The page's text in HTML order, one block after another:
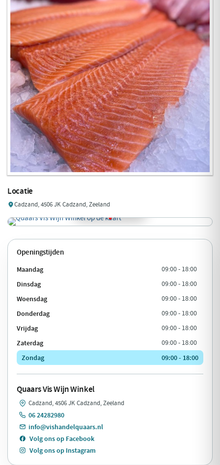
Locatie
Cadzand, 4506 JK Cadzand, Zeeland
Openingstijden
Maandag 09:00 - 18:00
Dinsdag 09:00 - 18:00
Woensdag 09:00 - 18:00
Donderdag 09:00 - 18:00
Vrijdag 09:00 - 18:00
Zaterdag 09:00 - 18:00
Zondag 09:00 - 18:00
Quaars Vis Wijn Winkel
Cadzand, 4506 JK Cadzand, Zeeland
06 24282980
info@vishandelquaars.nl
Volg ons op Facebook
Volg ons op Instagram